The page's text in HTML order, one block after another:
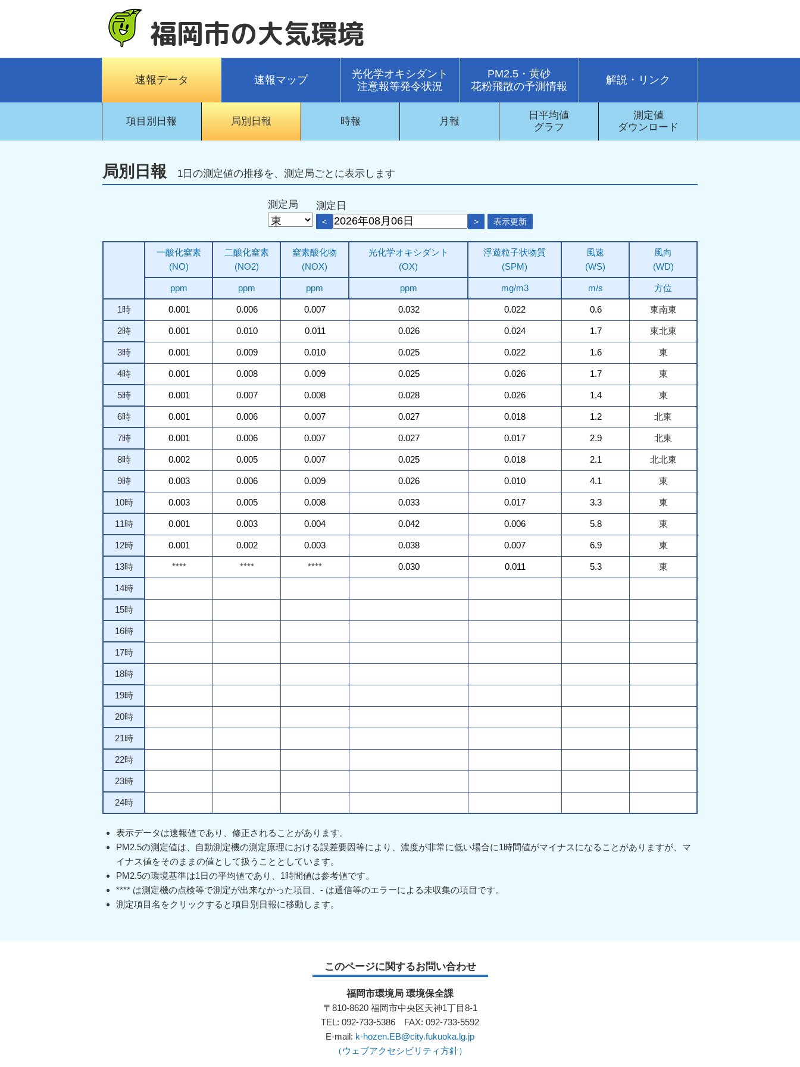
福岡市の大気環境
速報データ 速報マップ
光化学オキシダント
注意報等発令状況
PM2.5・黄砂
花粉飛散の予測情報
解説・リンク
項目別日報 局別日報 時報 月報
日平均値
グラフ
測定値
ダウンロード
局別日報 1日の測定値の推移を、測定局ごとに表示します
測定局 測定日
< > 表示更新
一酸化窒素
(NO)
二酸化窒素
(NO2)
窒素酸化物
(NOX)
光化学オキシダント
(OX)
浮遊粒子状物質
(SPM)
風速
(WS)
風向
(WD)
ppm ppm ppm ppm mg/m3 m/s 方位
1時 0.001 0.006 0.007 0.032 0.022 0.6 東南東
2時 0.001 0.010 0.011 0.026 0.024 1.7 東北東
3時 0.001 0.009 0.010 0.025 0.022 1.6 東
4時 0.001 0.008 0.009 0.025 0.026 1.7 東
5時 0.001 0.007 0.008 0.028 0.026 1.4 東
6時 0.001 0.006 0.007 0.027 0.018 1.2 北東
7時 0.001 0.006 0.007 0.027 0.017 2.9 北東
8時 0.002 0.005 0.007 0.025 0.018 2.1 北北東
9時 0.003 0.006 0.009 0.026 0.010 4.1 東
10時 0.003 0.005 0.008 0.033 0.017 3.3 東
11時 0.001 0.003 0.004 0.042 0.006 5.8 東
12時 0.001 0.002 0.003 0.038 0.007 6.9 東
13時 **** **** **** 0.030 0.011 5.3 東
14時
15時
16時
17時
18時
19時
20時
21時
22時
23時
24時
表示データは速報値であり、修正されることがあります。
PM2.5の測定値は、自動測定機の測定原理における誤差要因等により、濃度が非常に低い場合に1時間値がマイナスになることがありますが、マ
イナス値をそのままの値として扱うこととしています。
PM2.5の環境基準は1日の平均値であり、1時間値は参考値です。
**** は測定機の点検等で測定が出来なかった項目、- は通信等のエラーによる未収集の項目です。
測定項目名をクリックすると項目別日報に移動します。
このページに関するお問い合わせ
福岡市環境局 環境保全課
〒810-8620 福岡市中央区天神1丁目8-1
TEL: 092-733-5386 FAX: 092-733-5592
E-mail: k-hozen.EB@city.fukuoka.lg.jp
（ウェブアクセシビリティ方針）